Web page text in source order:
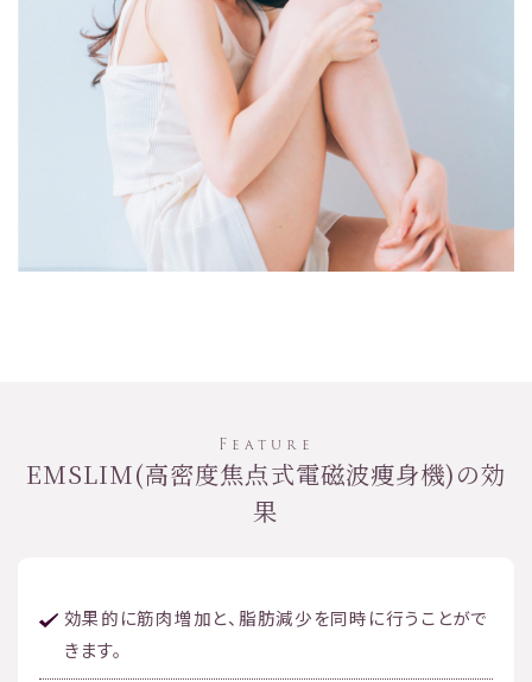
Feature
EMSLIM(高密度焦点式電磁波痩身機)の効
果
効果的に筋肉増加と、脂肪減少を同時に行うことがで
きます。